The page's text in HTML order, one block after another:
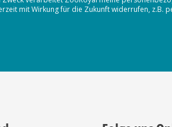
mit Wirkung für die Zukunft widerrufen, z.B.